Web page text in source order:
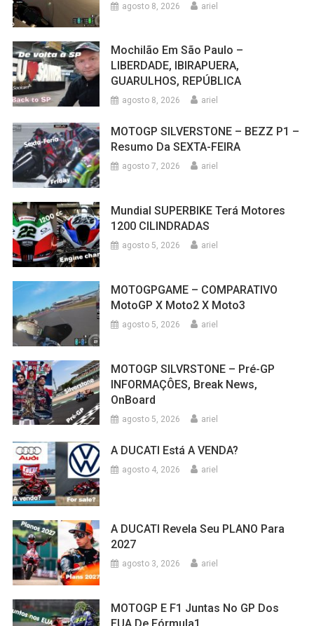
agosto 8, 2026 ariel
Mochilão Em São Paulo –
LIBERDADE, IBIRAPUERA,
GUARULHOS, REPÚBLICA
agosto 8, 2026 ariel
MOTOGP SILVERSTONE – BEZZ P1 –
Resumo Da SEXTA-FEIRA
agosto 7, 2026 ariel
Mundial SUPERBIKE Terá Motores
1200 CILINDRADAS
agosto 5, 2026 ariel
MOTOGPGAME – COMPARATIVO
MotoGP X Moto2 X Moto3
agosto 5, 2026 ariel
MOTOGP SILVRSTONE – Pré-GP
INFORMAÇÔES, Break News,
OnBoard
agosto 5, 2026 ariel
A DUCATI Está A VENDA?
agosto 4, 2026 ariel
A DUCATI Revela Seu PLANO Para
2027
agosto 3, 2026 ariel
MOTOGP E F1 Juntas No GP Dos